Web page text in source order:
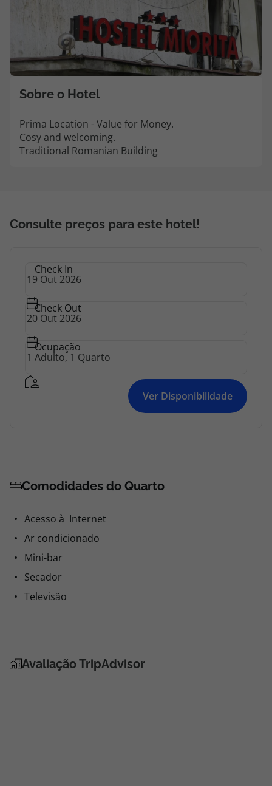
Contactos
Apoio ao cliente em Portugal
218 925 471
218 925 471
Custo de uma chamada para a rede fixa nacional.
Sobre o Hotel
Prima Location - Value for Money.
Cosy and welcoming.
Traditional Romanian Building
Consulte preços para este hotel!
Check In
Check Out
Ocupação
Ver Disponibilidade
Comodidades do Quarto
Acesso à Internet
Ar condicionado
Mini-bar
Secador
Televisão
Avaliação TripAdvisor